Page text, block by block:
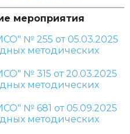
мероприятия
№ 255 от 05.03.2025
методических
№ 315 от 20.03.2025
методических
№ 681 от 05.09.2025
методических